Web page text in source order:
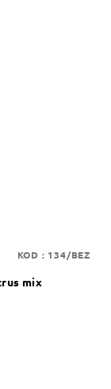
mix
KOD : 134/BEZ